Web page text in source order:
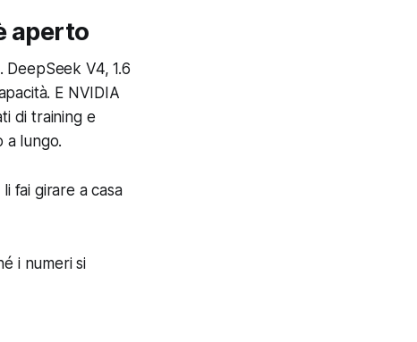
aperto
V4, 1.6
E NVIDIA
di training e
a lungo.
fai girare a casa
i numeri si